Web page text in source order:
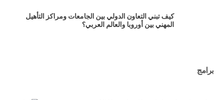
كيف تبني التعاون الدولي بين الجامعات ومراكز التأهيل
المهني بين أوروبا والعالم العربي؟
برامج